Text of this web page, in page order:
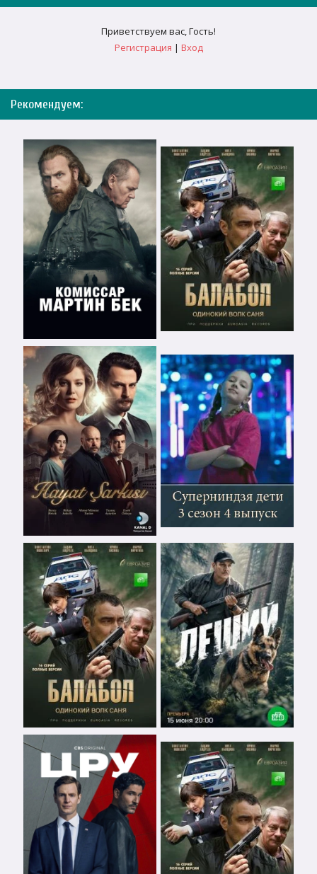
Приветствуем вас,Гость!
Регистрация | Вход
Рекомендуем: